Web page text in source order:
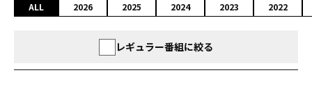
ALL 2026 2025 2024 2023 2022
レギュラー番組に絞る